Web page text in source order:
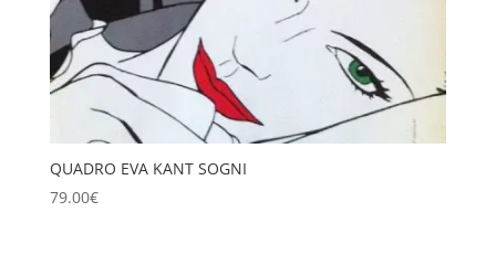
QUADRO EVA KANT SOGNI
79.00€